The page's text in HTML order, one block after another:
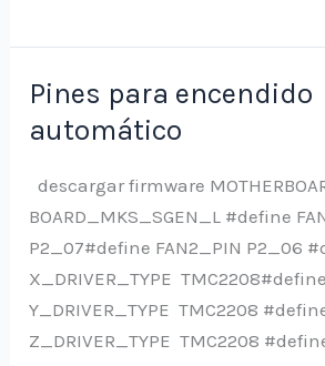
para
láser
con
G-
Generator
Pines para encendido
automático
descargar firmware
BOARD_MKS_SGEN_L #define
P2_07#define FAN2_PIN P2_06
X_DRIVER_TYPE TMC2208#define
Y_DRIVER_TYPE TMC2208
Z_DRIVER_TYPE TMC2208